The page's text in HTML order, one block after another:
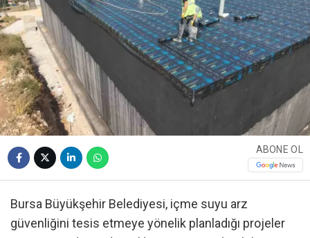
ABONE OL
Bursa Büyükşehir Belediyesi, içme suyu arz
güvenliğini tesis etmeye yönelik planladığı projeler